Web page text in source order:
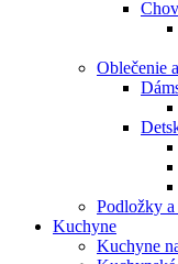
Oblečenie
Podložky
Kuchyne
Kuchyne